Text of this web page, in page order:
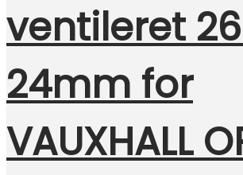
ventileret
24mm for
VAUXHALL